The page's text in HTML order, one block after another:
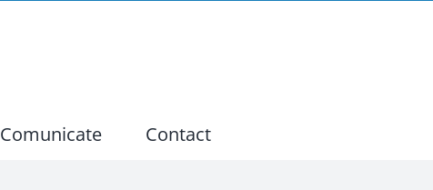
Comunicate Contact